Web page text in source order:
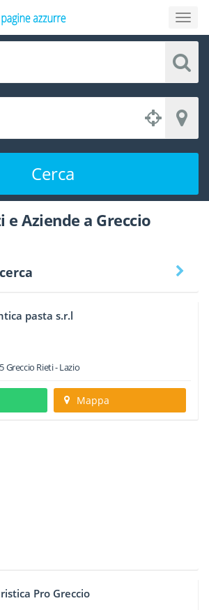
Cerca
e Aziende a Greccio
pasta s.r.l
Greccio Rieti -Lazio
Mappa
Pro Greccio